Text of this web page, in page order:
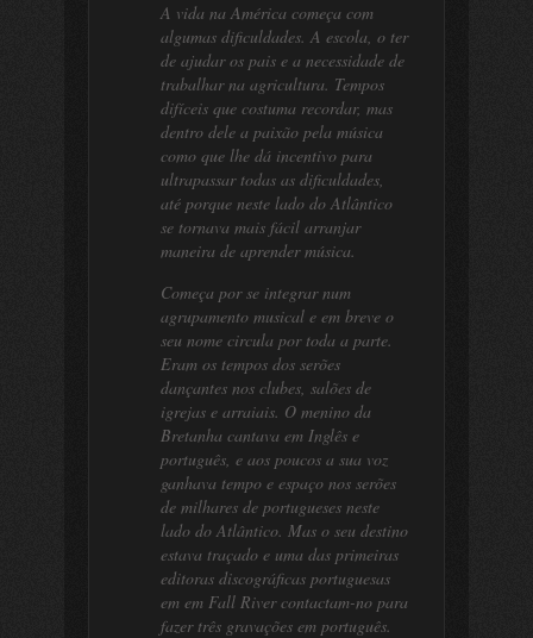
A vida na América começa com
algumas dificuldades. A escola, o ter
de ajudar os pais e a necessidade de
trabalhar na agricultura. Tempos
difíceis que costuma recordar, mas
dentro dele a paixão pela música
como que lhe dá incentivo para
ultrapassar todas as dificuldades,
até porque neste lado do Atlântico
se tornava mais fácil arranjar
maneira de aprender música.
Começa por se integrar num
agrupamento musical e em breve o
seu nome circula por toda a parte.
Eram os tempos dos serões
dançantes nos clubes, salões de
igrejas e arraiais. O menino da
Bretanha cantava em Inglês e
português, e aos poucos a sua voz
ganhava tempo e espaço nos serões
de milhares de portugueses neste
lado do Atlântico. Mas o seu destino
estava traçado e uma das primeiras
editoras discográficas portuguesas
em em Fall River contactam-no para
fazer três gravações em português.